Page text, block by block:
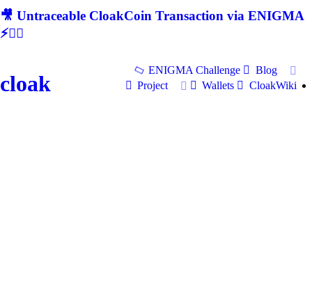
🎥 Untraceable CloakCoin Transaction via ENIGMA
⚡🕵‍♂
cloak
ENIGMA Challenge
Blog
Project
Wallets CloakWiki